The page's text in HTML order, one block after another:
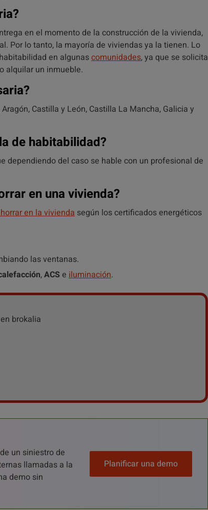
en el momento de la construcción de la vivienda,
Por lo tanto, la mayoría de viviendas ya la tienen. Lo
en algunascomunidades, ya que se solicita
alquilar un inmueble.
Castilla y León, Castilla La Mancha, Galicia y
de habitabilidad?
dependiendo del caso se hable con un profesional de
en una vivienda?
en la vivienda según los certificados energéticos
las ventanas.
,ACS e iluminación.
un siniestro de
llamadas a la
demo sin
Planificar una demo